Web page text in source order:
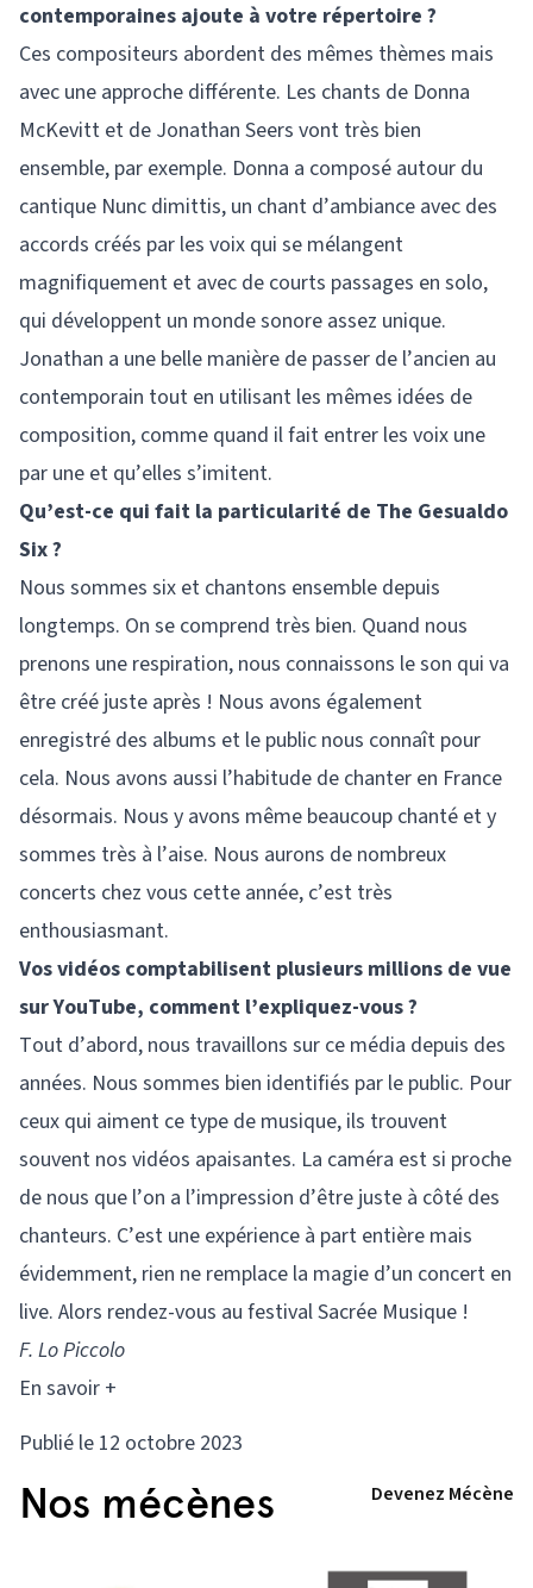
contemporaines ajoute à votre répertoire ?
Ces compositeurs abordent des mêmes thèmes mais
avec une approche différente. Les chants de Donna
McKevitt et de Jonathan Seers vont très bien
ensemble, par exemple. Donna a composé autour du
cantique Nunc dimittis, un chant d’ambiance avec des
accords créés par les voix qui se mélangent
magnifiquement et avec de courts passages en solo,
qui développent un monde sonore assez unique.
Jonathan a une belle manière de passer de l’ancien au
contemporain tout en utilisant les mêmes idées de
composition, comme quand il fait entrer les voix une
par une et qu’elles s’imitent.
Qu’est-ce qui fait la particularité de The Gesualdo
Six ?
Nous sommes six et chantons ensemble depuis
longtemps. On se comprend très bien. Quand nous
prenons une respiration, nous connaissons le son qui va
être créé juste après ! Nous avons également
enregistré des albums et le public nous connaît pour
cela. Nous avons aussi l’habitude de chanter en France
désormais. Nous y avons même beaucoup chanté et y
sommes très à l’aise. Nous aurons de nombreux
concerts chez vous cette année, c’est très
enthousiasmant.
Vos vidéos comptabilisent plusieurs millions de vue
sur YouTube, comment l’expliquez-vous ?
Tout d’abord, nous travaillons sur ce média depuis des
années. Nous sommes bien identifiés par le public. Pour
ceux qui aiment ce type de musique, ils trouvent
souvent nos vidéos apaisantes. La caméra est si proche
de nous que l’on a l’impression d’être juste à côté des
chanteurs. C’est une expérience à part entière mais
évidemment, rien ne remplace la magie d’un concert en
live. Alors rendez-vous au festival Sacrée Musique !
F. Lo Piccolo
En savoir +
Publié le 12 octobre 2023
Nos mécènes Devenez Mécène